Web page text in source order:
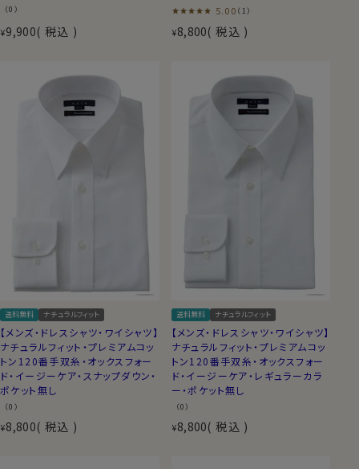
（0）
¥9,900 税込
5.00 （1）
¥8,800 税込
送料無料 ナチュラルフィット
【メンズ・ドレスシャツ・ワイシャツ】
ナチュラルフィット・プレミアムコッ
トン120番手双糸・オックスフォー
ド・イージーケア・スナップダウン・
ポケット無し
（0）
¥8,800 税込
送料無料 ナチュラルフィット
【メンズ・ドレスシャツ・ワイシャツ】
ナチュラルフィット・プレミアムコッ
トン120番手双糸・オックスフォー
ド・イージーケア・レギュラーカラ
ー・ポケット無し
（0）
¥8,800 税込